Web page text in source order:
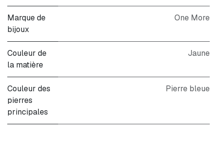
Marque de
bijoux
One More
Couleur de
la matière
Jaune
Couleur des
pierres
principales
Pierre bleue